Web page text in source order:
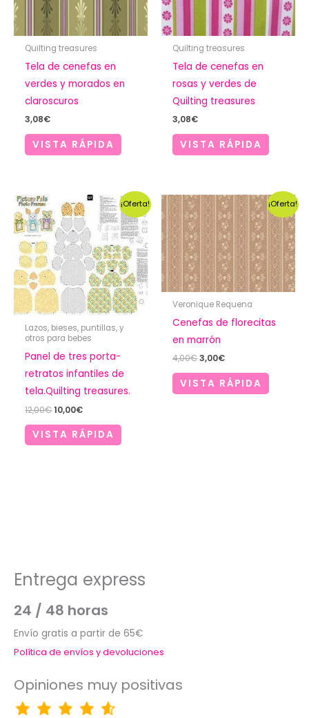
Quilting treasures
Tela de cenefas en
verdes y morados en
claroscuros
3,08€
VISTA RÁPIDA
Quilting treasures
Tela de cenefas en
rosas y verdes de
Quilting treasures
3,08€
VISTA RÁPIDA
¡Oferta!
Lazos, bieses, puntillas, y
otros para bebes
Panel de tres porta-
retratos infantiles de
tela.Quilting treasures.
12,00€El
original
10,00€El
actual
VISTA RÁPIDA
¡Oferta!
Veronique Requena
Cenefas de florecitas
en marrón
4,00€El
original
era:
3,00€El
actual
es:
VISTA RÁPIDA
Entrega express
24 / 48 horas
Envío gratis a partir de 65€
Política de envíos y devoluciones
Opiniones muy positivas